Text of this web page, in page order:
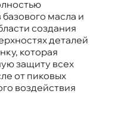
масла и
создания
деталей
которая
защиту всех
от пиковых
воздействия